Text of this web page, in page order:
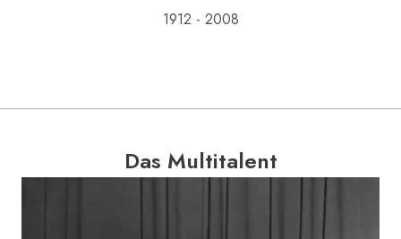
1912 - 2008
Das Multitalent